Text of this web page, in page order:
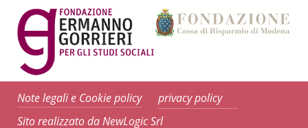
Note legali e Cookie policy
privacy policy
Sito realizzato da NewLogic Srl